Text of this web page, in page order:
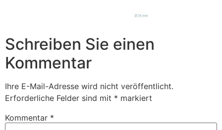
Schreiben Sie einen
Kommentar
Ihre E-Mail-Adresse wird nicht veröffentlicht.
Erforderliche Felder sind mit * markiert
Kommentar *